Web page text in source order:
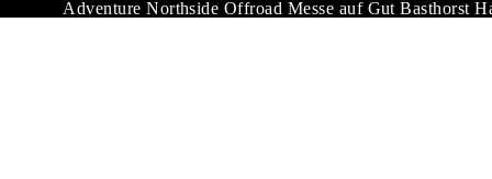
Adventure Northside Offroad Messe auf Gut Basthorst